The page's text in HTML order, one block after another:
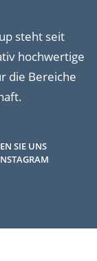
steht seit
hochwertige
die Bereiche
SIE UNS